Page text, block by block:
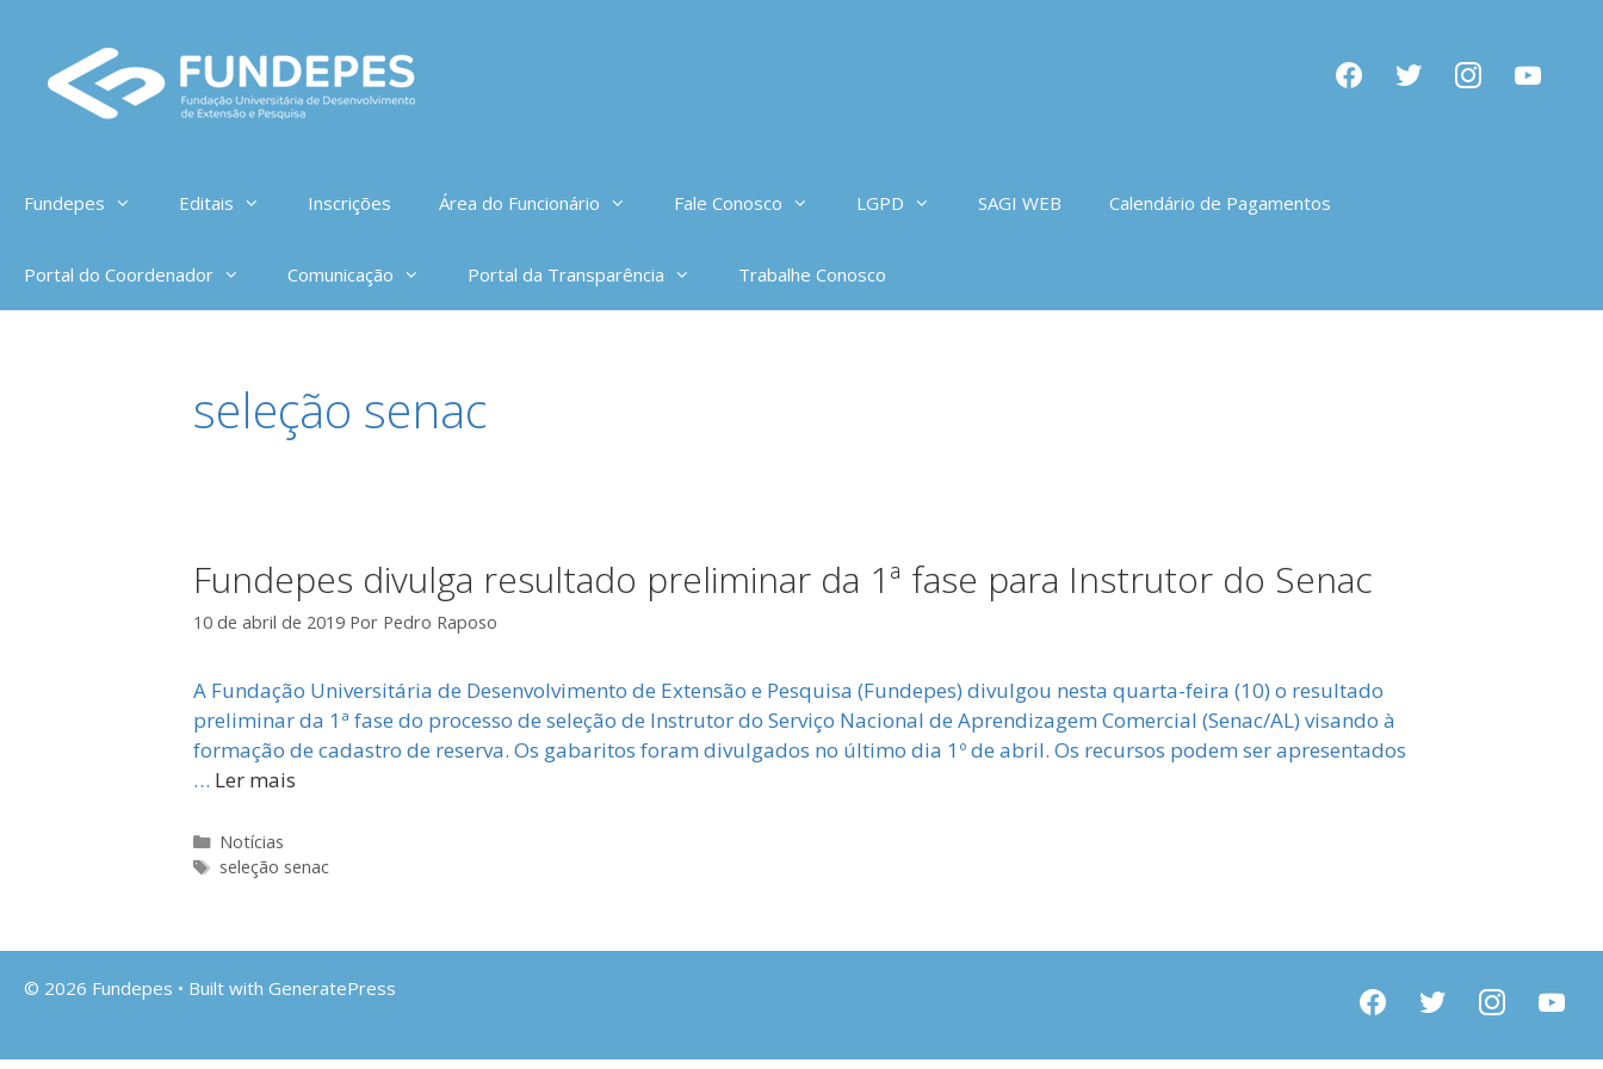
conteúdo
facebooktwitter instagramyoutube
Fundepes Editais Inscrições Área do Funcionário Fale Conosco LGPD SAGI WEB Calendário de Pagamentos
Portal do Coordenador Comunicação Portal da Transparência Trabalhe Conosco
seleção senac
Fundepes divulga resultado preliminar da 1ª fase para Instrutor do Senac
10 de abril de 2019 Por Pedro Raposo
A Fundação Universitária de Desenvolvimento de Extensão e Pesquisa (Fundepes) divulgou nesta quarta-feira (10) o resultado
preliminar da 1ª fase do processo de seleção de Instrutor do Serviço Nacional de Aprendizagem Comercial (Senac/AL) visando à
formação de cadastro de reserva. Os gabaritos foram divulgados no último dia 1º de abril. Os recursos podem ser apresentados
… Ler mais
Categorias
Notícias
Tags
seleção senac
facebooktwitter instagramyoutube
© 2026 Fundepes • Built with GeneratePress